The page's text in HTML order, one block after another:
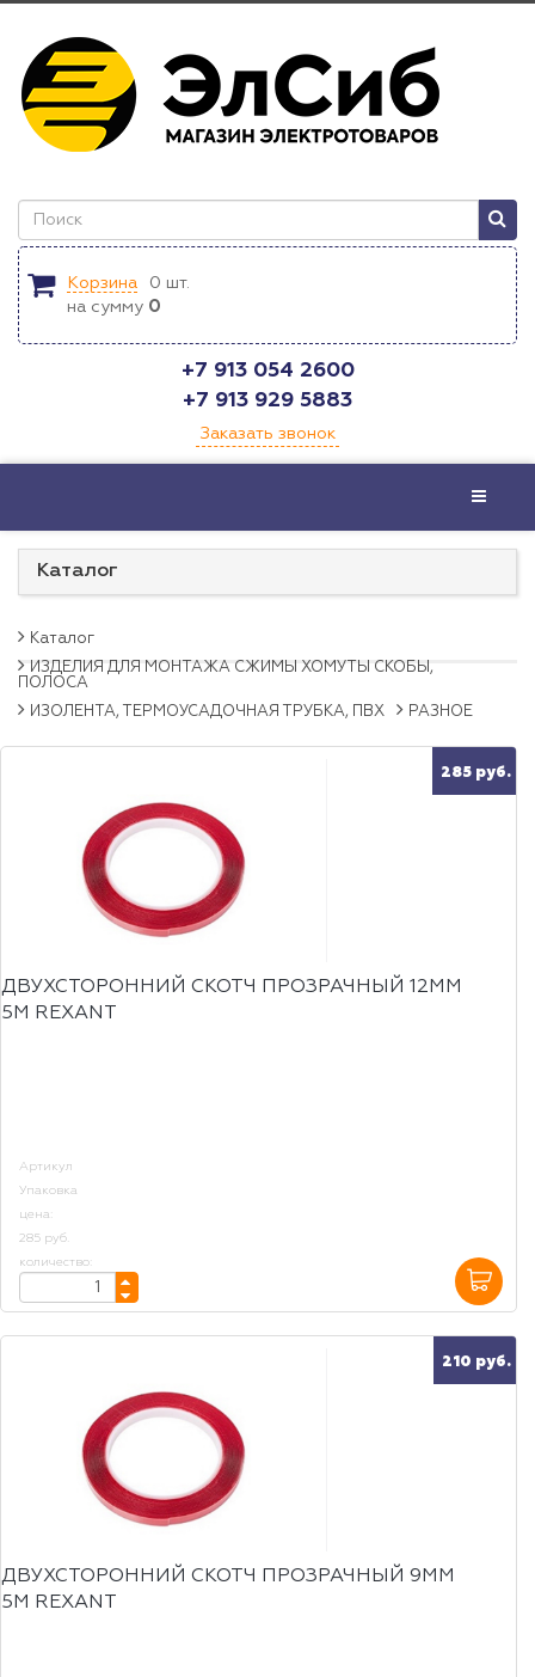
Корзина 0 шт.
на сумму 0
+7 913 054 2600
+7 913 929 5883
Заказать звонок
Меню
Каталог
Каталог
ИЗДЕЛИЯ ДЛЯ МОНТАЖА СЖИМЫ ХОМУТЫ СКОБЫ,
ПОЛОСА
ИЗОЛЕНТА, ТЕРМОУСАДОЧНАЯ ТРУБКА, ПВХ
РАЗНОЕ
285 руб.
ДВУХСТОРОННИЙ СКОТЧ ПРОЗРАЧНЫЙ 12ММ
5М REXANT
Артикул
Упаковка
цена:
285 руб.
количество:
210 руб.
ДВУХСТОРОННИЙ СКОТЧ ПРОЗРАЧНЫЙ 9ММ
5М REXANT